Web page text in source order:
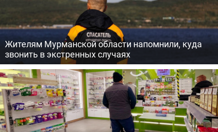
Жителям Мурманской области напомнили, куда
звонить в экстренных случаях